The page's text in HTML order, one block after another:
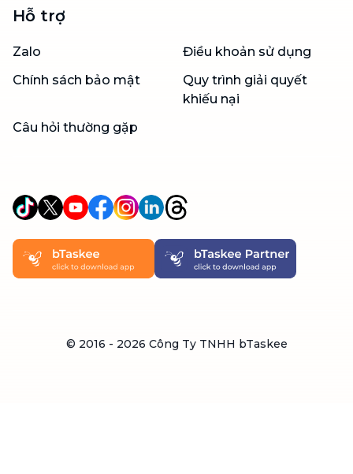
Hỗ trợ
Zalo
Điều khoản sử dụng
Chính sách bảo mật
Quy trình giải quyết
khiếu nại
Câu hỏi thường gặp
© 2016 - 2026 Công Ty TNHH bTaskee